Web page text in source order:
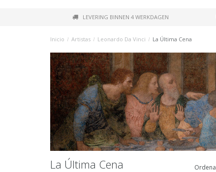
LEVERING BINNEN 4 WERKDAGEN
Inicio / Artistas / Leonardo Da Vinci / La Última Cena
La Última Cena